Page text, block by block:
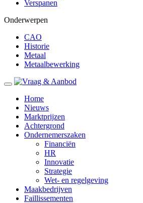
Verspanen
Onderwerpen
CAO
Historie
Metaal
Metaalbewerking
Home
Nieuws
Marktprijzen
Achtergrond
Ondernemerszaken
Financiën
HR
Innovatie
Strategie
Wet- en regelgeving
Maakbedrijven
Faillissementen